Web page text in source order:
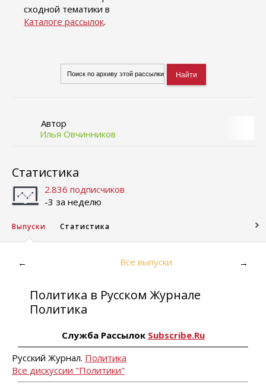
сходной тематики в
Каталоге рассылок.
Автор
Илья Овчинников
Статистика
2.836 подписчиков
-3 за неделю
Выпуски Статистика
← Все выпуски →
Политика в Русском Журнале
Политика
Служба Рассылок Subscribe.Ru
Русский Журнал. Политика
Все дискуссии "Политики"